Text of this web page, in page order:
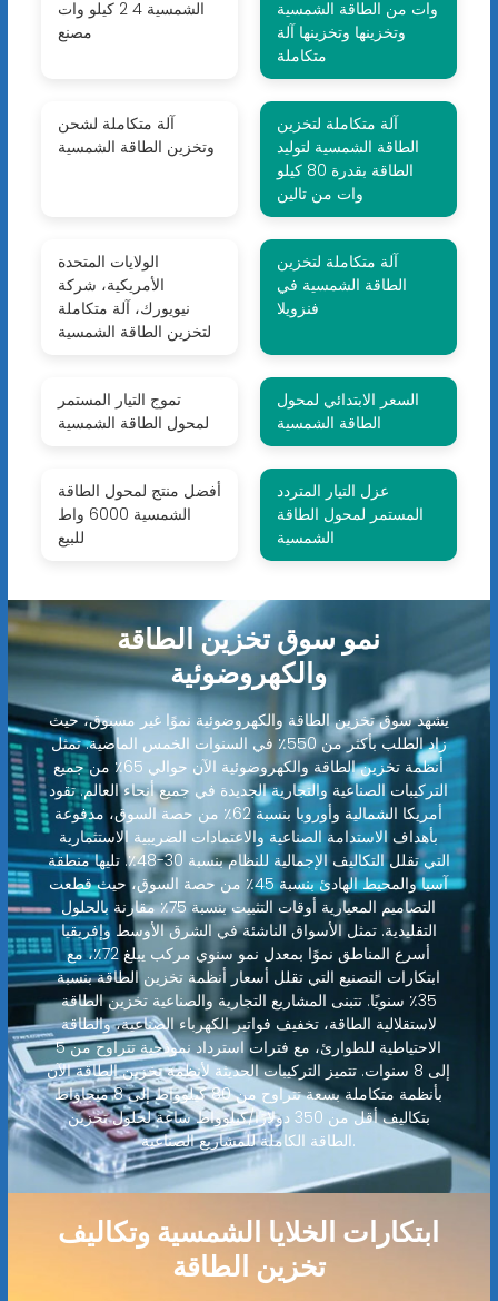
الشمسية 4 2 كيلو وات
مصنع
وات من الطاقة الشمسية
وتخزينها وتخزينها آلة
متكاملة
آلة متكاملة لشحن
وتخزين الطاقة الشمسية
آلة متكاملة لتخزين
الطاقة الشمسية لتوليد
الطاقة بقدرة 80 كيلو
وات من تالين
الولايات المتحدة
الأمريكية، شركة
نيويورك، آلة متكاملة
لتخزين الطاقة الشمسية
آلة متكاملة لتخزين
الطاقة الشمسية في
فنزويلا
تموج التيار المستمر
لمحول الطاقة الشمسية
السعر الابتدائي لمحول
الطاقة الشمسية
أفضل منتج لمحول الطاقة
الشمسية 6000 واط
للبيع
عزل التيار المتردد
المستمر لمحول الطاقة
الشمسية
نمو سوق تخزين الطاقة
والكهروضوئية
يشهد سوق تخزين الطاقة والكهروضوئية نموًا غير مسبوق، حيث
زاد الطلب بأكثر من 550٪ في السنوات الخمس الماضية. تمثل
أنظمة تخزين الطاقة والكهروضوئية الآن حوالي 65٪ من جميع
التركيبات الصناعية والتجارية الجديدة في جميع أنحاء العالم. تقود
أمريكا الشمالية وأوروبا بنسبة 62٪ من حصة السوق، مدفوعة
بأهداف الاستدامة الصناعية والاعتمادات الضريبية الاستثمارية
التي تقلل التكاليف الإجمالية للنظام بنسبة 30-48٪. تليها منطقة
آسيا والمحيط الهادئ بنسبة 45٪ من حصة السوق، حيث قطعت
التصاميم المعيارية أوقات التثبيت بنسبة 75٪ مقارنة بالحلول
التقليدية. تمثل الأسواق الناشئة في الشرق الأوسط وإفريقيا
أسرع المناطق نموًا بمعدل نمو سنوي مركب يبلغ 72٪، مع
ابتكارات التصنيع التي تقلل أسعار أنظمة تخزين الطاقة بنسبة
35٪ سنويًا. تتبنى المشاريع التجارية والصناعية تخزين الطاقة
لاستقلالية الطاقة، تخفيف فواتير الكهرباء الصناعية، والطاقة
الاحتياطية للطوارئ، مع فترات استرداد نموذجية تتراوح من 5
إلى 8 سنوات. تتميز التركيبات الحديثة لأنظمة تخزين الطاقة الآن
بأنظمة متكاملة بسعة تتراوح من 80 كيلوواط إلى 8 ميجاواط
بتكاليف أقل من 350 دولارًا/كيلوواط ساعة لحلول تخزين
الطاقة الكاملة للمشاريع الصناعية.
ابتكارات الخلايا الشمسية وتكاليف
تخزين الطاقة